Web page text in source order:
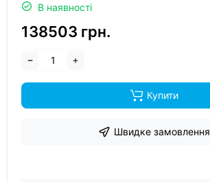
В наявності
138503 грн.
Купити
Швидке замовлення